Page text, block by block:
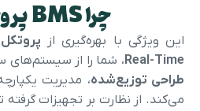
چرا BMS پروچیستا؟
این ویژگی با بهره‌گیری از
Real-Time، شما را از سیستم‌های
طراحی توزیع‌شده، مدیریت یکپارچه
می‌کند. از نظارت بر تجهیزات گرفته